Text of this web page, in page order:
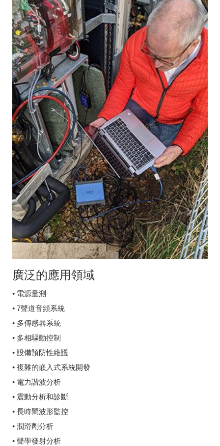
廣泛的應用領域
• 電源量測
• 7聲道音頻系統
• 多傳感器系統
• 多相驅動控制
• 設備預防性維護
• 複雜的嵌入式系統開發
• 電力諧波分析
• 震動分析和診斷
• 長時間波形監控
• 潤滑劑分析
• 聲學發射分析